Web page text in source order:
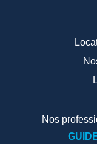
Nos